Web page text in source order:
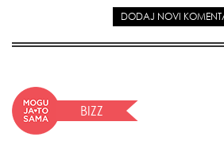
DODAJ NOVI
BIZZ